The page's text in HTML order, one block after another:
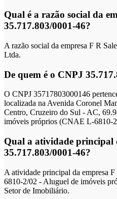
Qual é a razão social da
35.717.803/0001-46?
A razão social da empresa F R
Ltda.
De quem é o CNPJ
O CNPJ 35717803000146
localizada na Avenida Coronel
Centro, Cruzeiro do Sul - AC,
imóveis próprios (CNAE L-6810-
Qual a atividade principal
35.717.803/0001-46?
A atividade principal da empresa
6810-2/02 - Aluguel de imóveis
Setor de Imobiliário.